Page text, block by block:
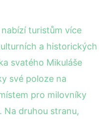
turistům více
a historických
svatého Mikuláše
své poloze na
pro milovníky
Na druhou stranu,